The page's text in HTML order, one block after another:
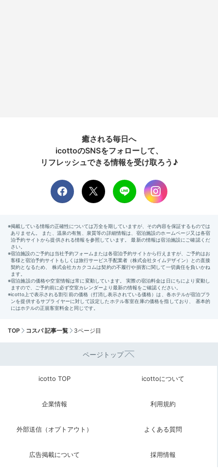
癒される毎日へ
icottoのSNSをフォローして、
リフレッシュできる情報を受け取ろう♪
TOP コスパ 記事一覧 3ページ目
ページトップ
icotto TOP icottoについて
企業情報 利用規約
外部送信（オプトアウト） よくある質問
広告掲載について 採用情報